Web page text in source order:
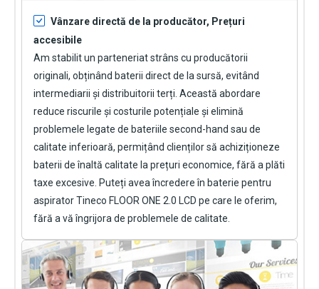
Vânzare directă de la producător, Prețuri
accesibile
Am stabilit un parteneriat strâns cu producătorii
originali, obținând baterii direct de la sursă, evitând
intermediarii și distribuitorii terți. Această abordare
reduce riscurile și costurile potențiale și elimină
problemele legate de bateriile second-hand sau de
calitate inferioară, permițând clienților să achiziționeze
baterii de înaltă calitate la prețuri economice, fără a plăti
taxe excesive. Puteți avea încredere în baterie pentru
aspirator Tineco FLOOR ONE 2.0 LCD pe care le oferim,
fără a vă îngrijora de problemele de calitate.